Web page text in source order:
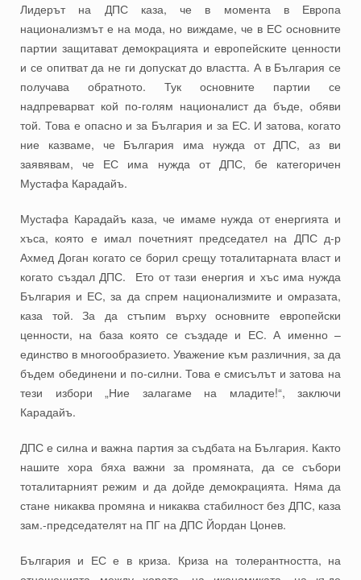
Лидерът на ДПС каза, че в момента в Европа
национализмът е на мода, но виждаме, че в ЕС основните
партии защитават демокрацията и европейските ценности
и се опитват да не ги допускат до властта. А в България се
получава обратното. Тук основните партии се
надпреварват кой по-голям националист да бъде, обяви
той. Това е опасно и за България и за ЕС. И затова, когато
ние казваме, че България има нужда от ДПС, аз ви
заявявам, че ЕС има нужда от ДПС, бе категоричен
Мустафа Карадайъ.
Мустафа Карадайъ каза, че имаме нужда от енергията и
хъса, която е имал почетният председател на ДПС д-р
Ахмед Доган когато се борил срещу тоталитарната власт и
когато създал ДПС. Ето от тази енергия и хъс има нужда
България и ЕС, за да спрем национализмите и омразата,
каза той. За да стъпим върху основните европейски
ценности, на база която се създаде и ЕС. А именно –
единство в многообразието. Уважение към различния, за да
бъдем обединени и по-силни. Това е смисълът и затова на
тези избори „Ние залагаме на младите!“, заключи
Карадайъ.
ДПС е силна и важна партия за съдбата на България. Както
нашите хора бяха важни за промяната, да се събори
тоталитарният режим и да дойде демокрацията. Няма да
стане никаква промяна и никаква стабилност без ДПС, каза
зам.-председателят на ПГ на ДПС Йордан Цонев.
България и ЕС е в криза. Криза на толерантността, на